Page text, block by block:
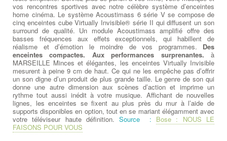
vos rencontres sportives avec notre célèbre système d’enceintes
home cinéma. Le système Acoustimass 6 série V se compose de
cinq enceintes cube Virtually Invisible® série II qui diffusent un son
surround de qualité. Un module Acoustimass amplifié offre des
basses fréquences aux effets exceptionnels, qui habillent de
réalisme et d’émotion le moindre de vos programmes. Des
enceintes compactes. Aux performances surprenantes. à
MARSEILLE Minces et élégantes, les enceintes Virtually Invisible
mesurent à peine 9 cm de haut. Ce qui ne les empêche pas d’offrir
un son digne d’un produit de plus grande taille. Le genre de son qui
donne une autre dimension aux scènes d’action et imprime un
rythme tout aussi inédit à votre musique. Affichant de nouvelles
lignes, les enceintes se fixent au plus près du mur à l’aide de
supports disponibles en option, tout en se mariant élégamment avec
votre téléviseur haute définition. Source : Bose : NOUS LE
FAISONS POUR VOUS